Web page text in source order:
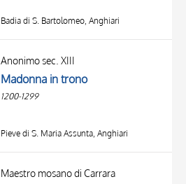
Badia di S. Bartolomeo, Anghiari
Anonimo sec. XIII
Madonna in trono
1200-1299
Pieve di S. Maria Assunta, Anghiari
Maestro mosano di Carrara